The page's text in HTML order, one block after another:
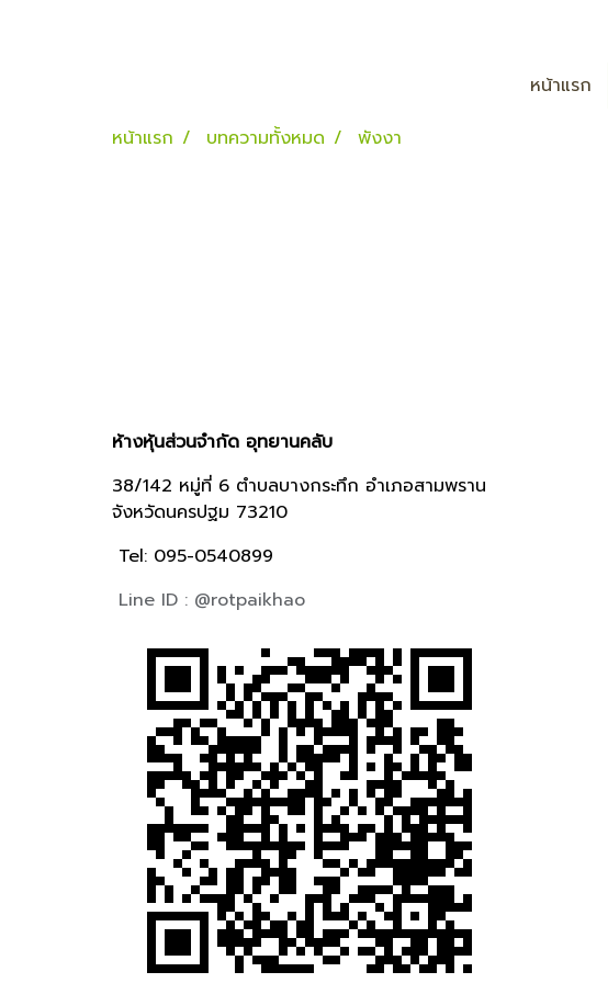
หน้าแรก
หน้าแรก
บทความทั้งหมด พังงา
ห้างหุ้นส่วนจำกัด อุทยานคลับ
38/142 หมู่ที่ 6 ตำบลบางกระทึก อำเภอสามพราน
จังหวัดนครปฐม 73210
Tel: 095-0540899
Line ID : @rotpaikhao